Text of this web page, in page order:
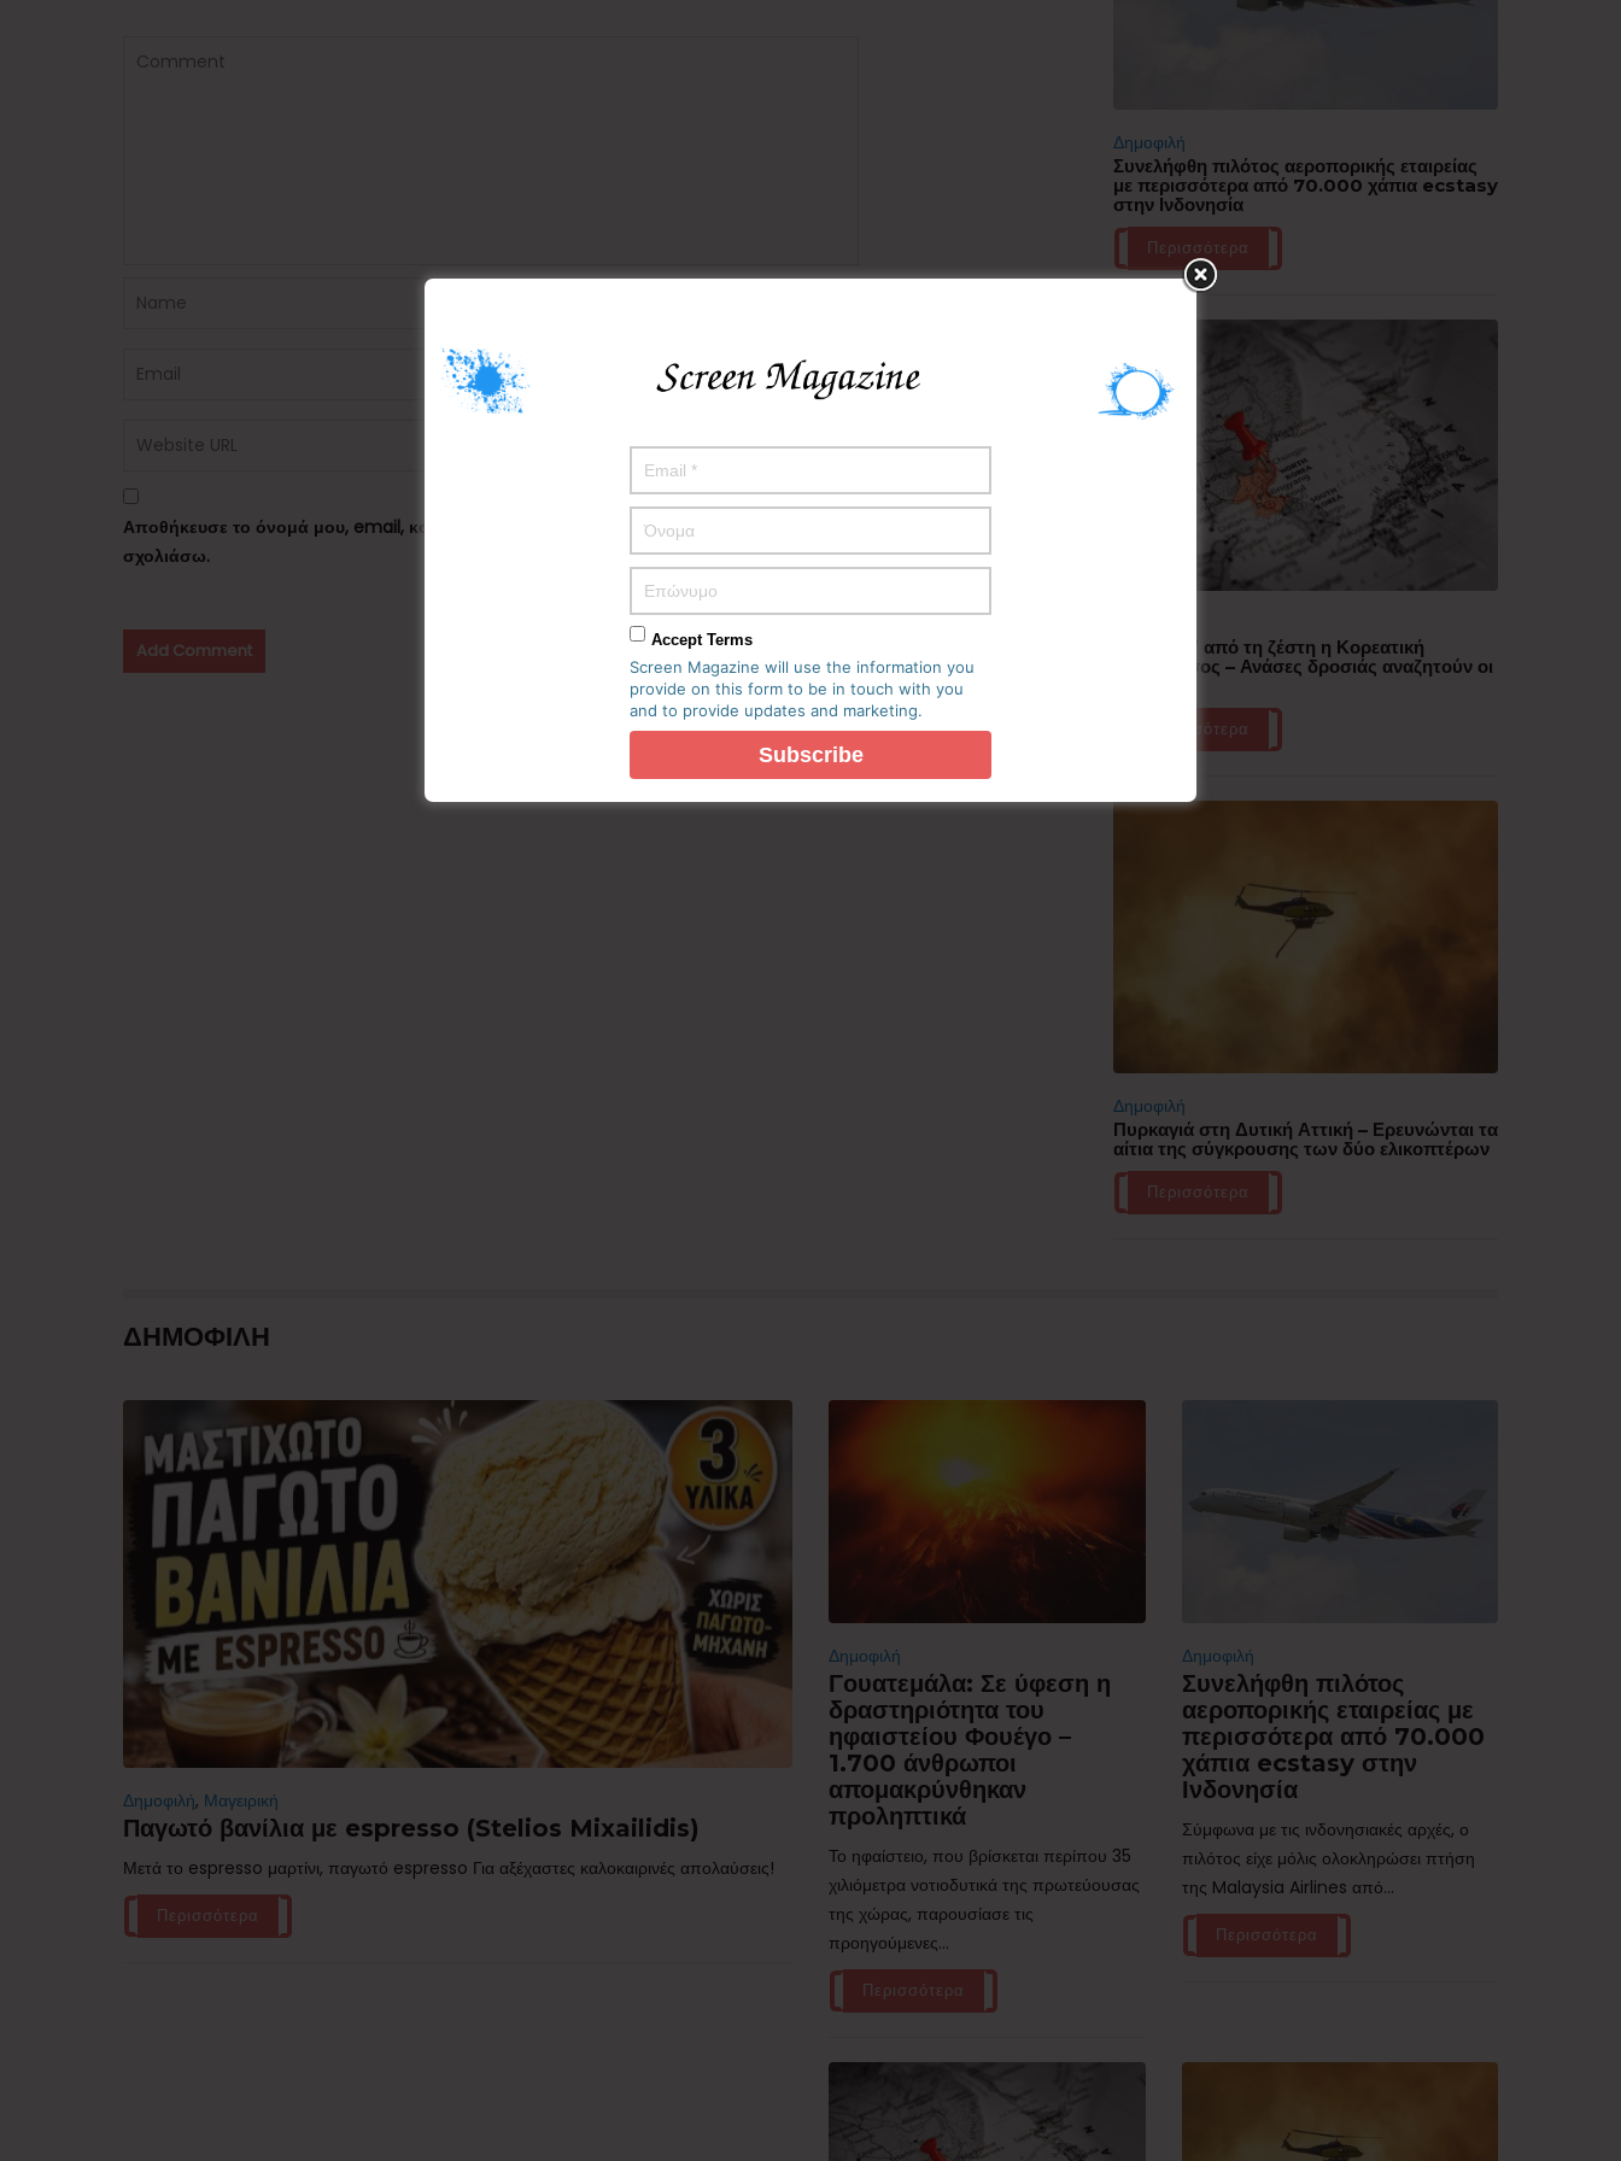
Αποθήκευσε το όνομά μου, email, και τον ιστότοπο μου σε αυτόν τον πλοηγό για την επόμενη φορά που θα
σχολιάσω.
Δημοφιλή
Συνελήφθη πιλότος αεροπορικής εταιρείας
με περισσότερα από 70.000 χάπια ecstasy
στην Ινδονησία
Περισσότερα
“Έλιωσε” από τη ζέστη η Κορεατική
Χερσόνησος – Ανάσες δροσιάς αναζητούν οι
Περισσότερα
Δημοφιλή
Πυρκαγιά στη Δυτική Αττική – Ερευνώνται τα
αίτια της σύγκρουσης των δύο ελικοπτέρων
Περισσότερα
ΔΗΜΟΦΙΛΗ
Δημοφιλή, Μαγειρική
Παγωτό βανίλια με espresso (Stelios Mixailidis)
Μετά το espresso μαρτίνι, παγωτό espresso Για αξέχαστες καλοκαιρινές απολαύσεις!
Περισσότερα
Δημοφιλή
Γουατεμάλα: Σε ύφεση η
δραστηριότητα του
ηφαιστείου Φουέγο –
1.700 άνθρωποι
απομακρύνθηκαν
προληπτικά
Το ηφαίστειο, που βρίσκεται περίπου 35
χιλιόμετρα νοτιοδυτικά της πρωτεύουσας
της χώρας, παρουσίασε τις
προηγούμενες...
Περισσότερα
Δημοφιλή
Συνελήφθη πιλότος
αεροπορικής εταιρείας με
περισσότερα από 70.000
χάπια ecstasy στην
Ινδονησία
Σύμφωνα με τις ινδονησιακές αρχές, ο
πιλότος είχε μόλις ολοκληρώσει πτήση
της Malaysia Airlines από...
Περισσότερα
Accept Terms
Screen Magazine will use the information you
provide on this form to be in touch with you
and to provide updates and marketing.